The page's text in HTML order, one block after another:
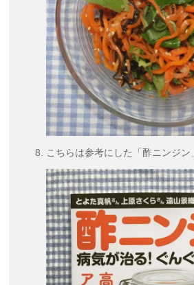
こちらは参考にした「酢ニンジン